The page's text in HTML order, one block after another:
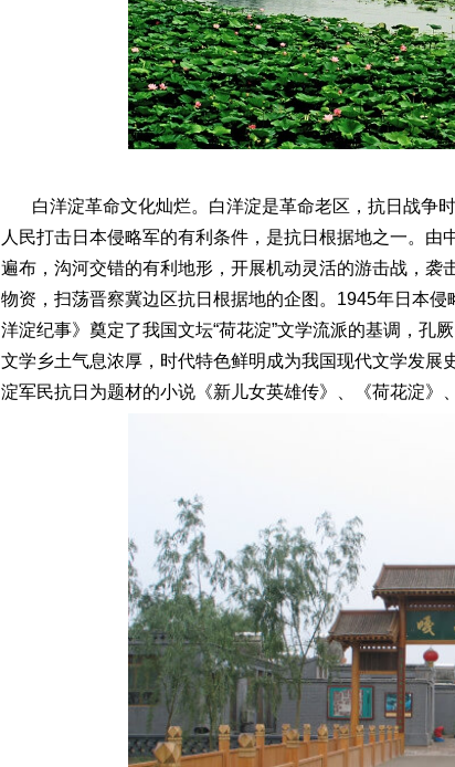
白洋淀革命文化灿烂。白洋淀是革命老区，抗日战争
人民打击日本侵略军的有利条件，是抗日根据地之一。由
遍布，沟河交错的有利地形，开展机动灵活的游击战，
物资，扫荡晋察冀边区抗日根据地的企图。1945年日本
洋淀纪事》奠定了我国文坛“荷花淀”文学流派的基调，孔
文学乡土气息浓厚，时代特色鲜明成为我国现代文学发展
淀军民抗日为题材的小说《新儿女英雄传》、《荷花淀》